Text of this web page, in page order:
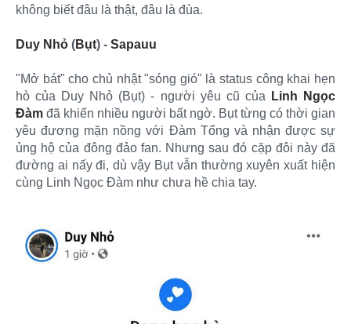
không biết đâu là thật, đâu là đùa.
Duy Nhỏ (Bụt) - Sapauu
"Mở bát" cho chủ nhật "sóng gió" là status công khai hẹn
hò của Duy Nhỏ (Bụt) - người yêu cũ của
Linh Ngọc
Đàm đã khiến nhiều người bất ngờ. Bụt từng có thời gian
yêu đương mặn nồng với Đàm Tổng và nhận được sự
ủng hộ của đông đảo fan. Nhưng sau đó cặp đôi này đã
đường ai nấy đi, dù vậy Bụt vẫn thường xuyên xuất hiện
cùng Linh Ngọc Đàm như chưa hề chia tay.